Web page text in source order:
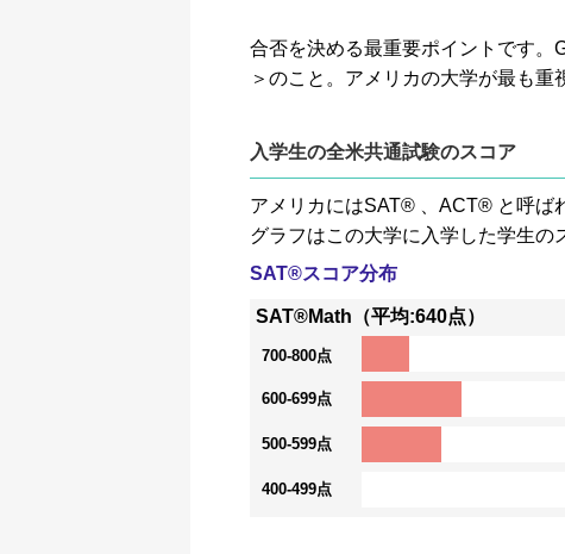
合否を決める最重要ポイントです。
＞のこと。アメリカの大学が最も重
入学生の全米共通試験のスコア
アメリカにはSAT® 、ACT® と呼ば
グラフはこの大学に入学した学生の
SAT®スコア分布
SAT®Math（平均:640点）
700-800点
600-699点
500-599点
400-499点